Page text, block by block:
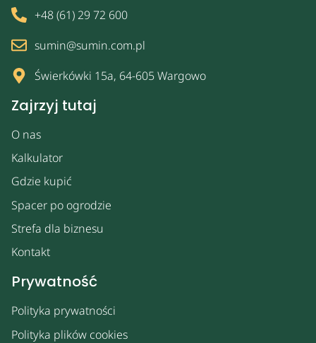
Zajrzyj tutaj
O nas
Kalkulator
Gdzie kupić
Spacer po ogrodzie
Strefa dla biznesu
Kontakt
Prywatność
Polityka prywatności
Polityka plików cookies
+48 (61) 29 72 600
sumin@sumin.com.pl
Świerkówki 15a, 64-605 Wargowo